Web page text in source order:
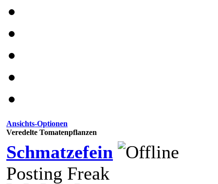
Ansichts-Optionen
Veredelte Tomatenpflanzen
Schmatzefein
Posting Freak